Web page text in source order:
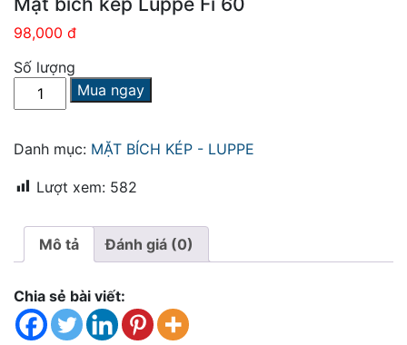
98,000 đ
Số lượng
Mặt
bích
Luppe
60
lượng
Mua ngay
Danh mục: MẶT BÍCH KÉP - LUPPE
Lượt xem: 582
Mô tả Đánh giá (0)
Chia sẻ bài viết: